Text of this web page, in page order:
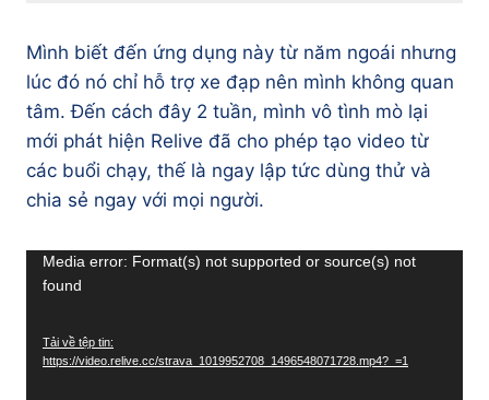
Mình biết đến ứng dụng này từ năm ngoái nhưng
lúc đó nó chỉ hỗ trợ xe đạp nên mình không quan
tâm. Đến cách đây 2 tuần, mình vô tình mò lại
mới phát hiện Relive đã cho phép tạo video từ
các buổi chạy, thế là ngay lập tức dùng thử và
chia sẻ ngay với mọi người.
Media error: Format(s) not supported or source(s) not
found
Tải về tệp tin:
https://video.relive.cc/strava_1019952708_1496548071728.mp4?_=1